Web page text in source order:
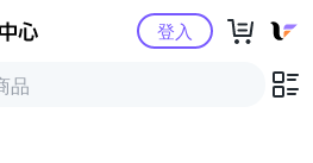
Yahoo購物中心登入